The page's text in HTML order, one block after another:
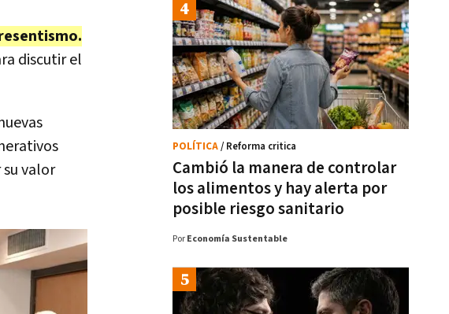
discutir el
valor
Cambió la manera de controlar
los alimentos y hay alerta por
posible riesgo sanitario
POLÍTICA/ Reforma critica
Por Economía Sustentable